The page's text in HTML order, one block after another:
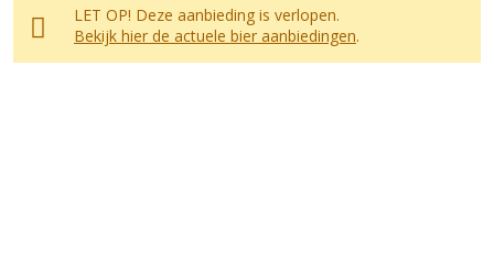
LET OP! Deze aanbieding is verlopen.
Bekijk hier de actuele bier aanbiedingen.